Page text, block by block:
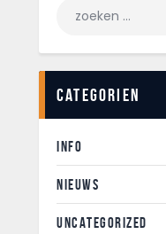
Categorien
INFO
NIEUWS
UNCATEGORIZED